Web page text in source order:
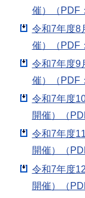
催）（PDF
令和7年度8
催）（PDF
令和7年度9
催）（PDF
令和7年度
開催）（
令和7年度
開催）（
令和7年度
開催）（